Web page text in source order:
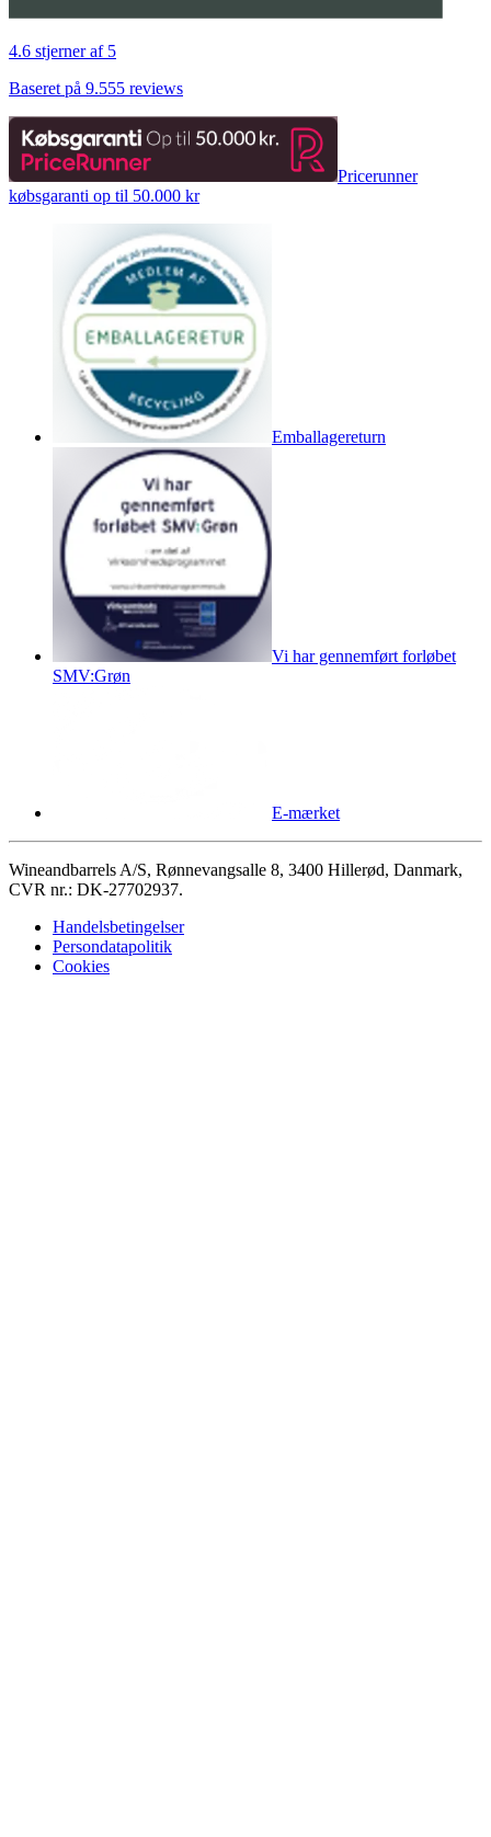
4.6 stjerner af 5
Baseret på 9.555 reviews
Pricerunner
købsgaranti op til 50.000 kr
Emballagereturn
Vi har gennemført forløbet
SMV:Grøn
E-mærket
Wineandbarrels A/S, Rønnevangsalle 8, 3400 Hillerød, Danmark,
CVR nr.: DK-27702937.
Handelsbetingelser
Persondatapolitik
Cookies